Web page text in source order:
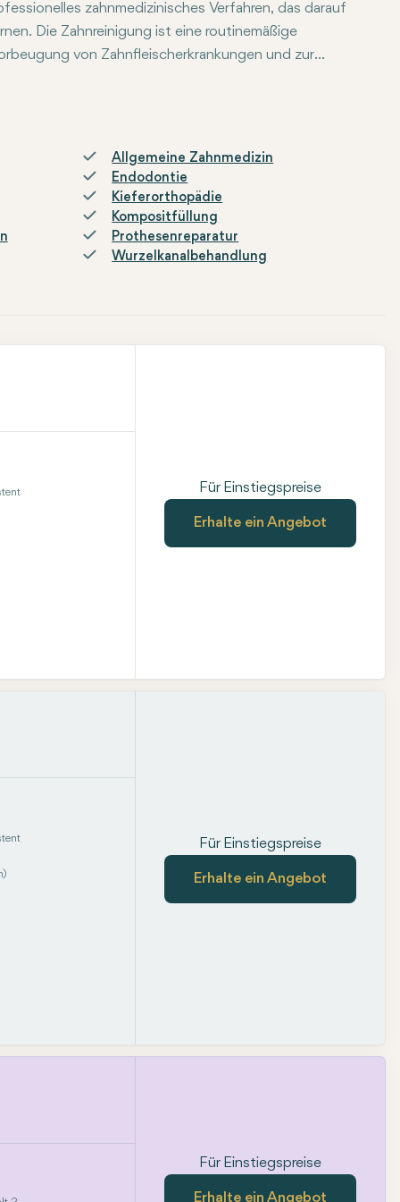
zahnmedizinisches Verfahren, das darauf
Die Zahnreinigung ist eine routinemäßige
von Zahnfleischerkrankungen und zur
wird im Allgemeinen mindestens zweimal im Jahr
Allgemeine Zahnmedizin
Endodontie
Kieferorthopädie
Kompositfüllung
Prothesenreparatur
Wurzelkanalbehandlung
Für Einstiegspreise
Erhalte ein Angebot
Für Einstiegspreise
Erhalte ein Angebot
Für Einstiegspreise
Erhalte ein Angebot